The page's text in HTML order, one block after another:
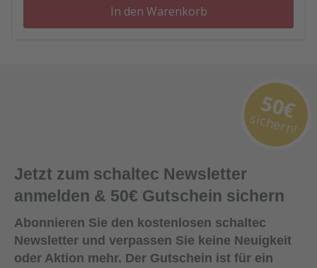
In den Warenkorb
Jetzt zum schaltec Newsletter
anmelden & 50€ Gutschein sichern
Abonnieren Sie den kostenlosen schaltec
Newsletter und verpassen Sie keine Neuigkeit
oder Aktion mehr. Der Gutschein ist für ein
50€
sichern!